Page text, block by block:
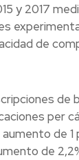
y 2017
de
de
per
de 1
de